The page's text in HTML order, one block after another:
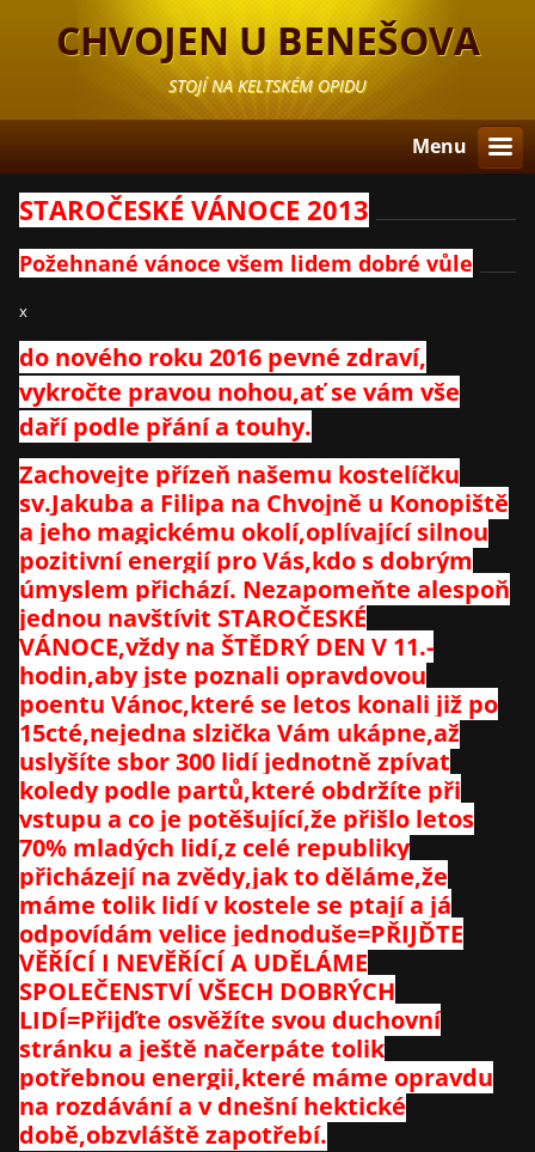
CHVOJEN U BENEŠOVA
STOJÍ NA KELTSKÉM OPIDU
Menu
STAROČESKÉ VÁNOCE 2013
Požehnané vánoce všem lidem dobré vůle
x
do nového roku 2016 pevné zdraví,
vykročte pravou nohou,ať se vám vše
daří podle přání a touhy.
Zachovejte přízeň našemu kostelíčku
sv.Jakuba a Filipa na Chvojně u Konopiště
a jeho magickému okolí,oplívající silnou
pozitivní energií pro Vás,kdo s dobrým
úmyslem přichází. Nezapomeňte alespoň
jednou navštívit STAROČESKÉ
VÁNOCE,vždy na ŠTĚDRÝ DEN V 11.-
hodin,aby jste poznali opravdovou
poentu Vánoc,které se letos konali již po
15cté,nejedna slzička Vám ukápne,až
uslyšíte sbor 300 lidí jednotně zpívat
koledy podle partů,které obdržíte při
vstupu a co je potěšující,že přišlo letos
70% mladých lidí,z celé republiky
přicházejí na zvědy,jak to děláme,že
máme tolik lidí v kostele se ptají a já
odpovídám velice jednoduše=PŘIJĎTE
VĚŘÍCÍ I NEVĚŘÍCÍ A UDĚLÁME
SPOLEČENSTVÍ VŠECH DOBRÝCH
LIDÍ=Přijďte osvěžíte svou duchovní
stránku a ještě načerpáte tolik
potřebnou energii,které máme opravdu
na rozdávání a v dnešní hektické
době,obzvláště zapotřebí.